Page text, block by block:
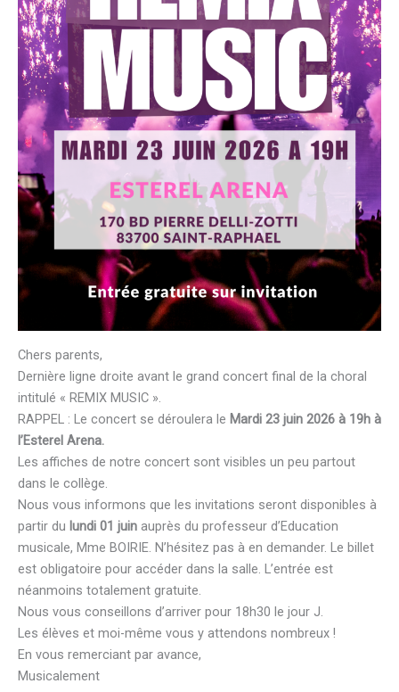
Chers parents,
Dernière ligne droite avant le grand concert final de la choral
intitulé « REMIX MUSIC ».
RAPPEL : Le concert se déroulera le Mardi 23 juin 2026 à 19h à
l’Esterel Arena.
Les affiches de notre concert sont visibles un peu partout
dans le collège.
Nous vous informons que les invitations seront disponibles à
partir du lundi 01 juin auprès du professeur d’Education
musicale, Mme BOIRIE. N’hésitez pas à en demander. Le billet
est obligatoire pour accéder dans la salle. L’entrée est
néanmoins totalement gratuite.
Nous vous conseillons d’arriver pour 18h30 le jour J.
Les élèves et moi-même vous y attendons nombreux !
En vous remerciant par avance,
Musicalement